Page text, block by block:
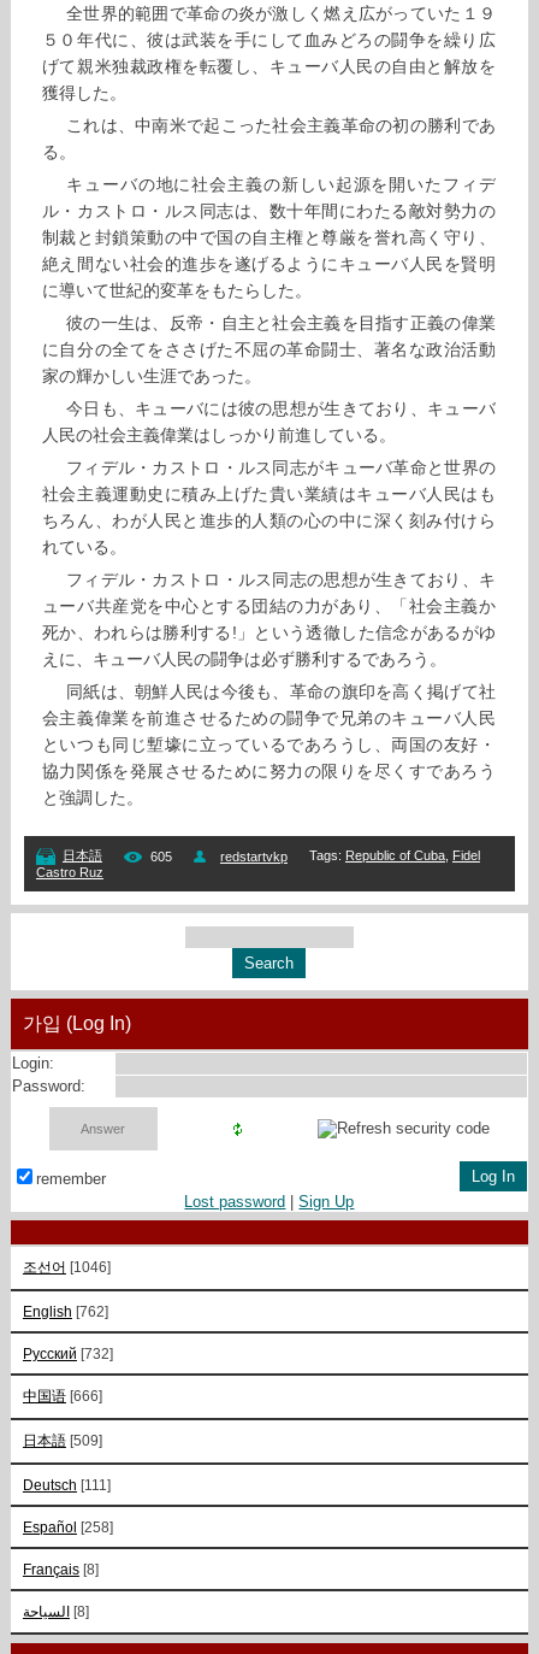
全世界的範囲で革命の炎が激しく燃え広がっていた１９
５０年代に、彼は武装を手にして血みどろの闘争を繰り広
げて親米独裁政権を転覆し、キューバ人民の自由と解放を
獲得した。
これは、中南米で起こった社会主義革命の初の勝利であ
る。
キューバの地に社会主義の新しい起源を開いたフィデ
ル・カストロ・ルス同志は、数十年間にわたる敵対勢力の
制裁と封鎖策動の中で国の自主権と尊厳を誉れ高く守り、
絶え間ない社会的進歩を遂げるようにキューバ人民を賢明
に導いて世紀的変革をもたらした。
彼の一生は、反帝・自主と社会主義を目指す正義の偉業
に自分の全てをささげた不屈の革命闘士、著名な政治活動
家の輝かしい生涯であった。
今日も、キューバには彼の思想が生きており、キューバ
人民の社会主義偉業はしっかり前進している。
フィデル・カストロ・ルス同志がキューバ革命と世界の
社会主義運動史に積み上げた貴い業績はキューバ人民はも
ちろん、わが人民と進歩的人類の心の中に深く刻み付けら
れている。
フィデル・カストロ・ルス同志の思想が生きており、キ
ューバ共産党を中心とする団結の力があり、「社会主義か
死か、われらは勝利する!」という透徹した信念があるがゆ
えに、キューバ人民の闘争は必ず勝利するであろう。
同紙は、朝鮮人民は今後も、革命の旗印を高く掲げて社
会主義偉業を前進させるための闘争で兄弟のキューバ人民
といつも同じ塹壕に立っているであろうし、両国の友好・
協力関係を発展させるために努力の限りを尽くすであろう
と強調した。
日本語 605 redstartvkp Tags: Republic of Cuba, Fidel
Castro Ruz
가입 (Log In)
Login:
Password:
remember
Lost password |Sign Up
조선어 [1046]
English [762]
Русский [732]
中国语 [666]
日本語 [509]
Deutsch [111]
Español [258]
Français [8]
السياحة [8]